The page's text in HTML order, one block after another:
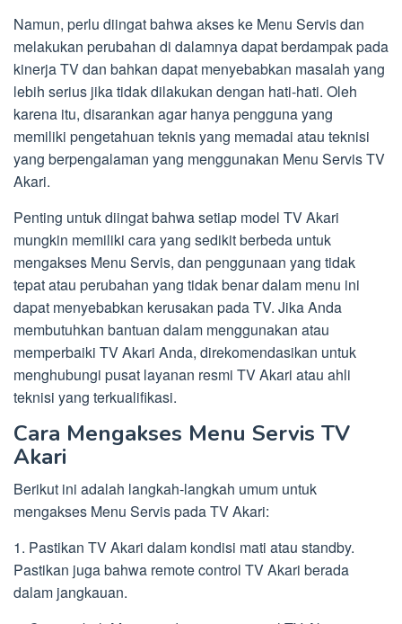
Namun, perlu diingat bahwa akses ke Menu Servis dan
melakukan perubahan di dalamnya dapat berdampak pada
kinerja TV dan bahkan dapat menyebabkan masalah yang
lebih serius jika tidak dilakukan dengan hati-hati. Oleh
karena itu, disarankan agar hanya pengguna yang
memiliki pengetahuan teknis yang memadai atau teknisi
yang berpengalaman yang menggunakan Menu Servis TV
Akari.
Penting untuk diingat bahwa setiap model TV Akari
mungkin memiliki cara yang sedikit berbeda untuk
mengakses Menu Servis, dan penggunaan yang tidak
tepat atau perubahan yang tidak benar dalam menu ini
dapat menyebabkan kerusakan pada TV. Jika Anda
membutuhkan bantuan dalam menggunakan atau
memperbaiki TV Akari Anda, direkomendasikan untuk
menghubungi pusat layanan resmi TV Akari atau ahli
teknisi yang terkualifikasi.
Cara Mengakses Menu Servis TV
Akari
Berikut ini adalah langkah-langkah umum untuk
mengakses Menu Servis pada TV Akari:
1. Pastikan TV Akari dalam kondisi mati atau standby.
Pastikan juga bahwa remote control TV Akari berada
dalam jangkauan.